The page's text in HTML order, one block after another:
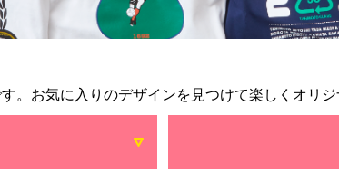
。お気に入りのデザインを見つけて楽しくオリ